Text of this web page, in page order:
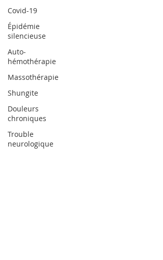
Covid-19
Épidémie
silencieuse
Auto-
hémothérapie
Massothérapie
Shungite
Douleurs
chroniques
Trouble
neurologique